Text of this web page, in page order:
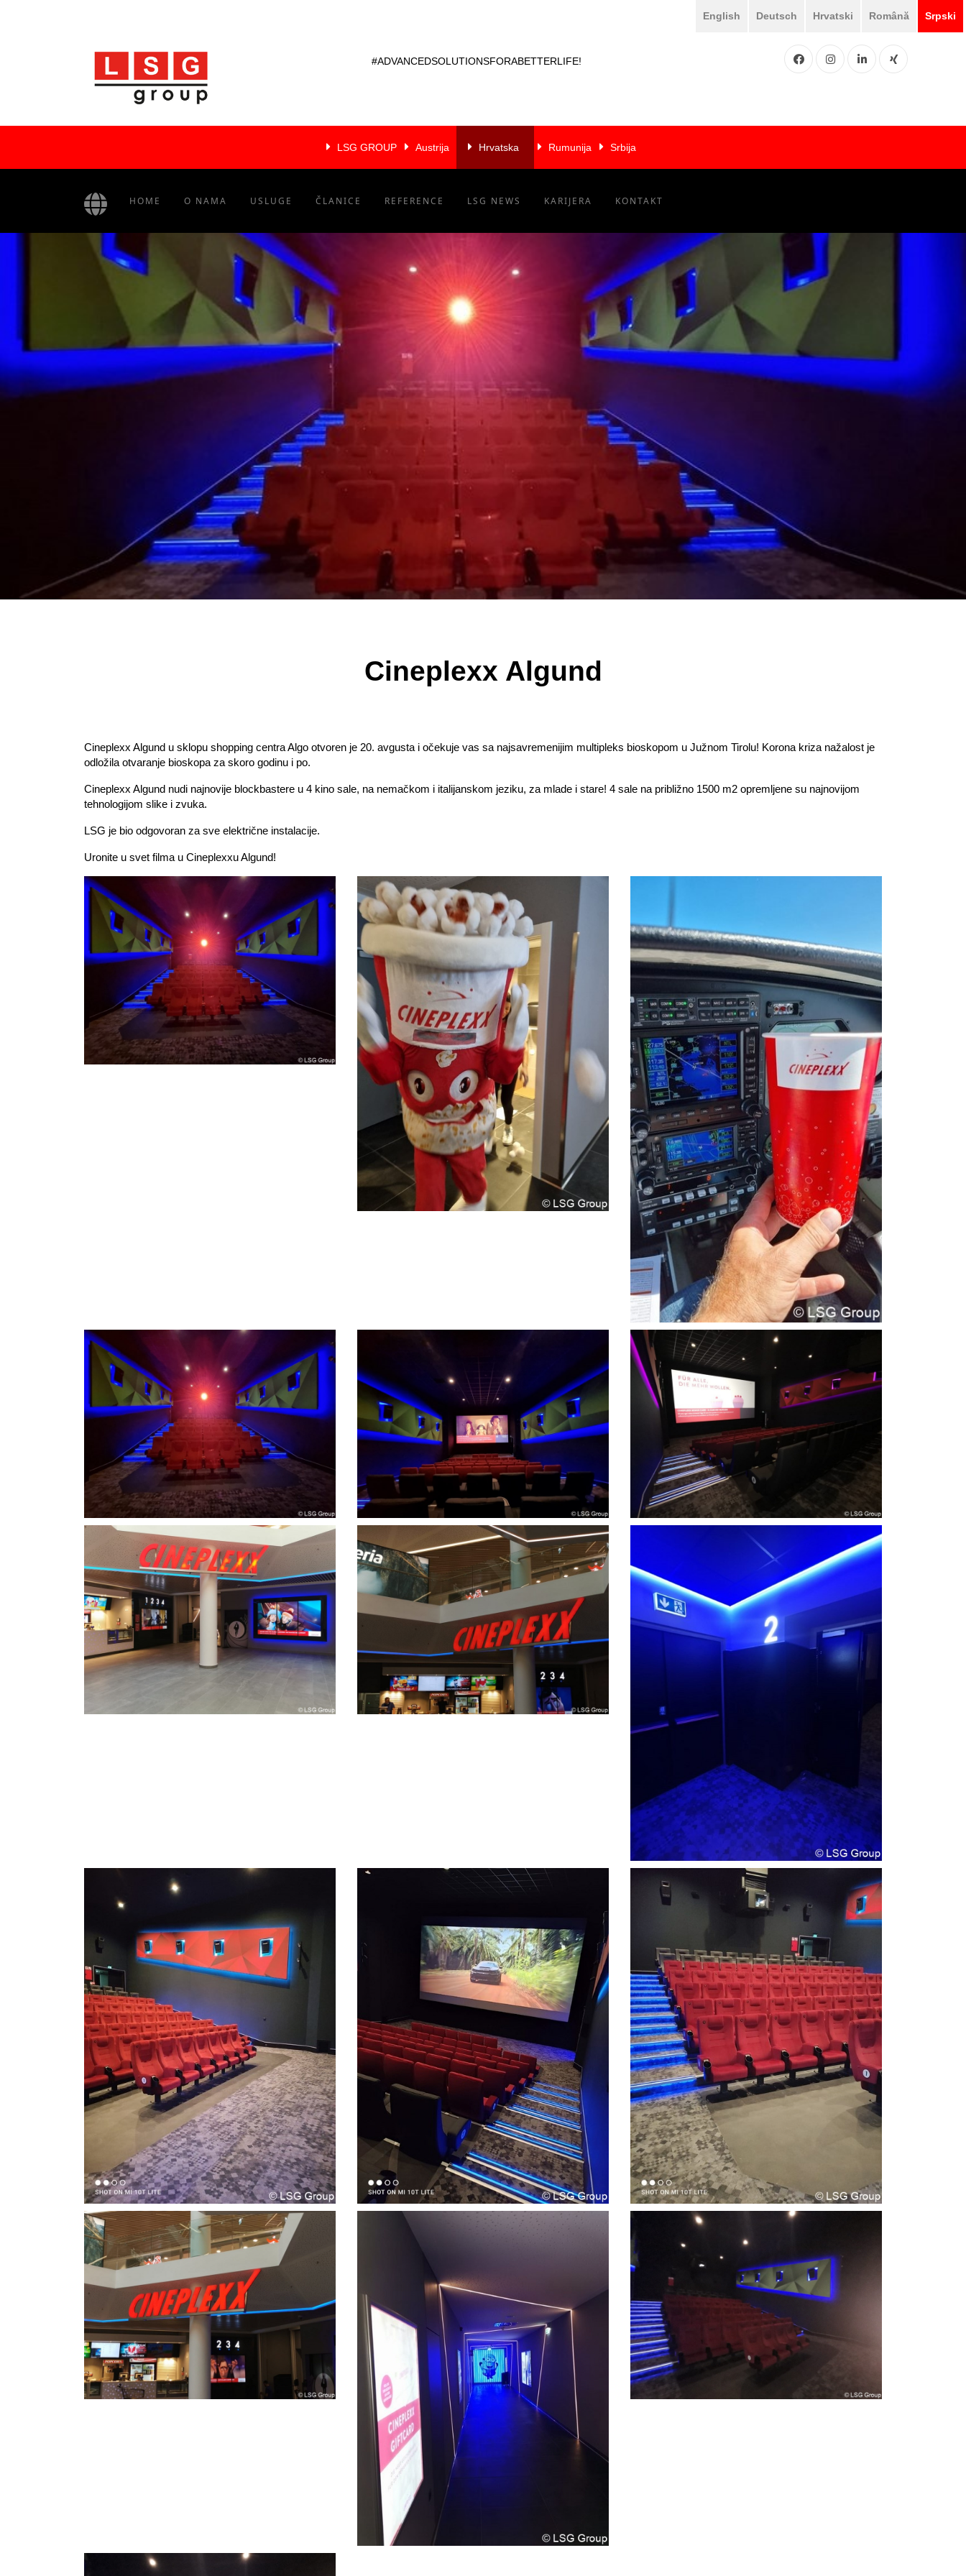
English Deutsch Hrvatski Română Srpski
#ADVANCEDSOLUTIONSFORABETTERLIFE! FacebookInstgramLinkedINXING
LSG GROUP Austrija Hrvatska Rumunija Srbija
HOME O NAMA USLUGE ČLANICE REFERENCE LSG NEWS KARIJERA KONTAKT
Cineplexx Algund
Cineplexx Algund u sklopu shopping centra Algo otvoren je 20. avgusta i očekuje vas sa najsavremenijim multipleks bioskopom u Južnom Tirolu! Korona kriza nažalost je
odložila otvaranje bioskopa za skoro godinu i po.
Cineplexx Algund nudi najnovije blockbastere u 4 kino sale, na nemačkom i italijanskom jeziku, za mlade i stare! 4 sale na približno 1500 m2 opremljene su najnovijom
tehnologijom slike i zvuka.
LSG je bio odgovoran za sve električne instalacije.
Uronite u svet filma u Cineplexxu Algund!